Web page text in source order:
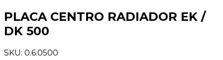
PLACA CENTRO RADIADOR EK /
DK 500
SKU: 0.6.0500